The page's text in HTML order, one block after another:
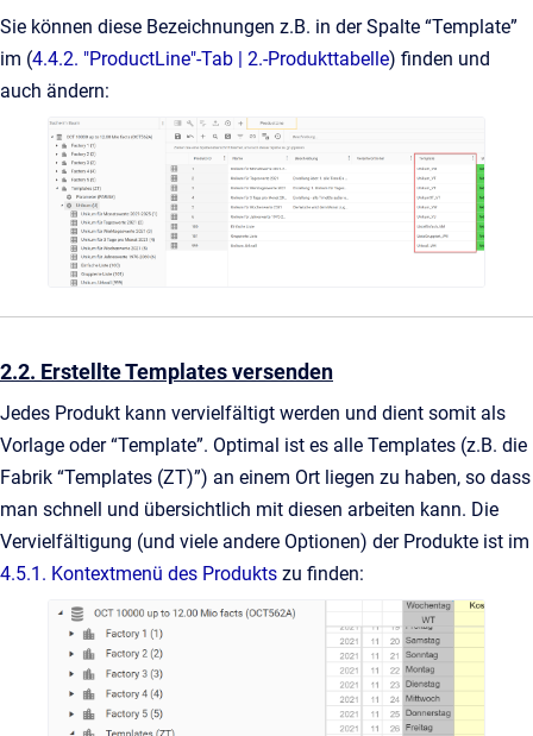
Sie können diese Bezeichnungen z.B. in der Spalte “Template”
im (4.4.2. "ProductLine"-Tab | 2.-Produkttabelle) finden und
auch ändern:
2.2. Erstellte Templates versenden
Jedes Produkt kann vervielfältigt werden und dient somit als
Vorlage oder “Template”. Optimal ist es alle Templates (z.B. die
Fabrik “Templates (ZT)”) an einem Ort liegen zu haben, so dass
man schnell und übersichtlich mit diesen arbeiten kann. Die
Vervielfältigung (und viele andere Optionen) der Produkte ist im
4.5.1. Kontextmenü des Produkts zu finden: